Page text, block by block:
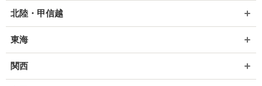
北陸・甲信越
東海
関西